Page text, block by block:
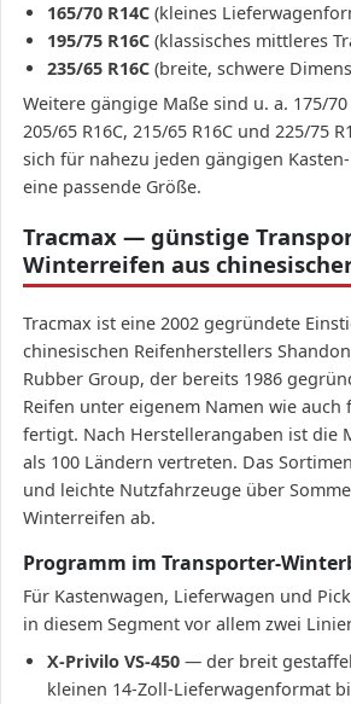
165/70 R14C (kleines
195/75 R16C (klassisches mittleres
235/65 R16C (breite, schwere
Weitere gängige Maße sind u. a. 175/70
205/65 R16C, 215/65 R16C und 225/75
sich für nahezu jeden gängigen
eine passende Größe.
Tracmax — günstige
Winterreifen aus
Tracmax ist eine 2002 gegründete
chinesischen Reifenherstellers
Rubber Group, der bereits 1986
Reifen unter eigenem Namen wie auch
fertigt. Nach Herstellerangaben ist die
als 100 Ländern vertreten. Das
und leichte Nutzfahrzeuge über
Winterreifen ab.
Programm im Transporter-
Für Kastenwagen, Lieferwagen und
in diesem Segment vor allem zwei
X-Privilo VS-450 — der breit
kleinen 14-Zoll-Lieferwagenformat